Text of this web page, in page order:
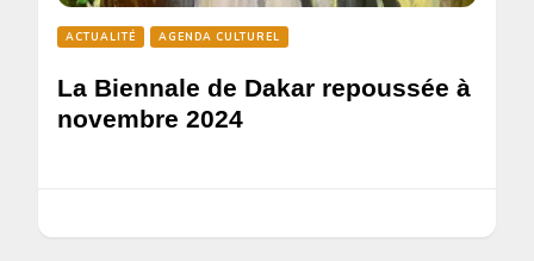
ACTUALITÉ AGENDA CULTUREL
La Biennale de Dakar repoussée à
novembre 2024